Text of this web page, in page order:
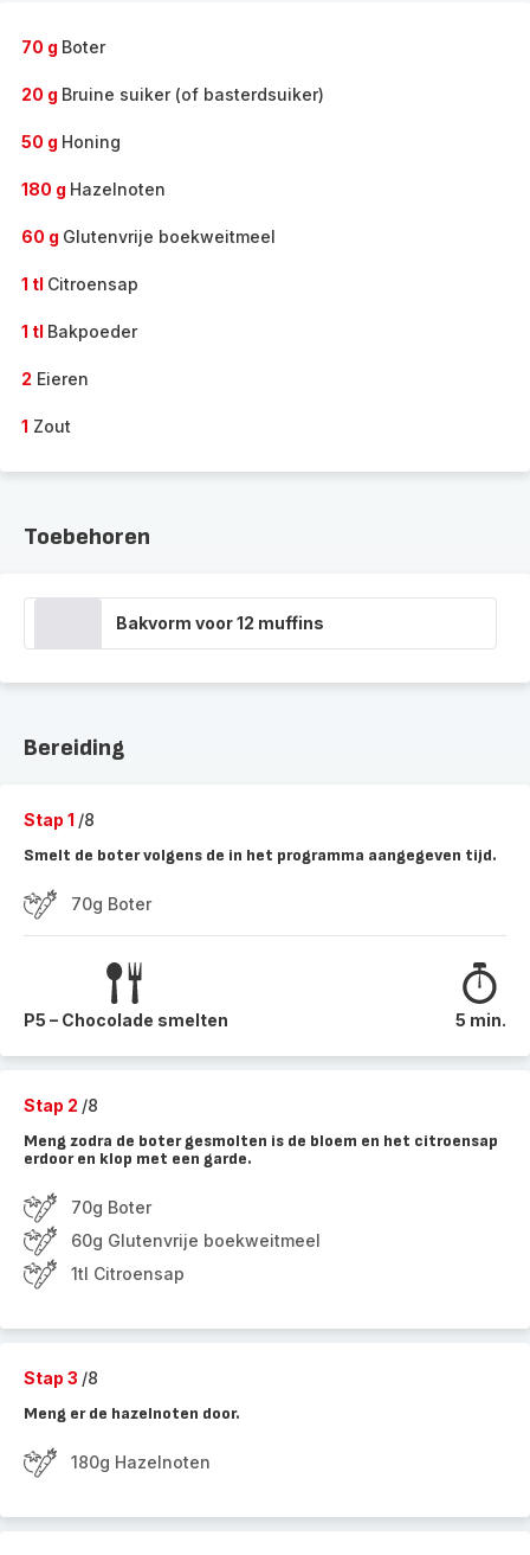
70 g Boter
20 g Bruine suiker (of basterdsuiker)
50 g Honing
180 g Hazelnoten
60 g Glutenvrije boekweitmeel
1 tl Citroensap
1 tl Bakpoeder
2 Eieren
1 Zout
Toebehoren
Bakvorm voor 12 muffins
Bereiding
Stap 1 /8
Smelt de boter volgens de in het programma aangegeven tijd.
70g Boter
P5 – Chocolade smelten 5 min.
Stap 2 /8
Meng zodra de boter gesmolten is de bloem en het citroensap
erdoor en klop met een garde.
70g Boter
60g Glutenvrije boekweitmeel
1tl Citroensap
Stap 3 /8
Meng er de hazelnoten door.
180g Hazelnoten